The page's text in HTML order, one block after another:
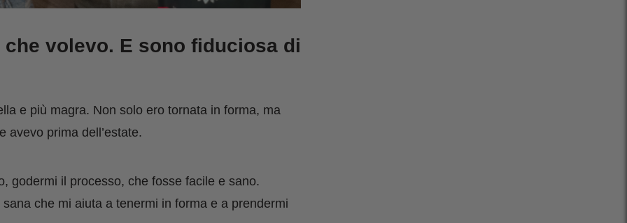
volevo. E sono fiduciosa di
e più magra. Non solo ero tornata in forma, ma
avevo prima dell’estate.
godermi il processo, che fosse facile e sano.
che mi aiuta a tenermi in forma e a prendermi